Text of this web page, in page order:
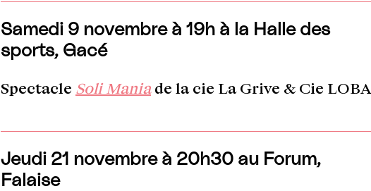
Samedi 9 novembre à 19h à la Halle des
sports, Gacé
Spectacle Soli Mania de la cie La Grive & Cie LOBA
Jeudi 21 novembre à 20h30 au Forum,
Falaise